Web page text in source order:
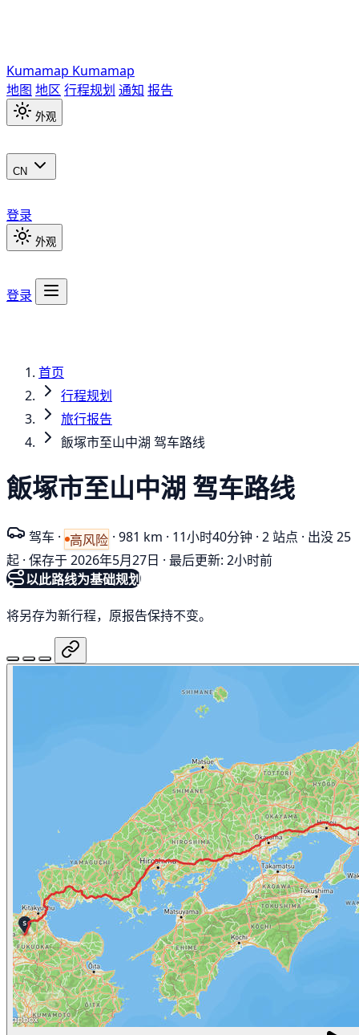
Kumamap Kumamap
地图 地区 行程规划 通知 报告
外观
CN
登录
外观
登录
首页
行程规划
旅行报告
飯塚市至山中湖 驾车路线
飯塚市至山中湖 驾车路线
驾车 · 高风险 · 981 km · 11小时40分钟 · 2 站点 · 出没 25
起 · 保存于 2026年5月27日 · 最后更新: 2小时前
以此路线为基础规划
将另存为新行程，原报告保持不变。